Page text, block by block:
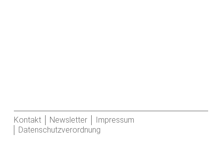
Kontakt Newsletter
Impressum
Datenschutzverordnung